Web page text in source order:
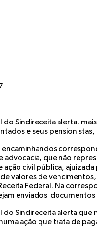
do Sindireceita alerta,
e seus
encaminhandos
advocacia, que não
ação civil pública,
valores de
Federal. Na
enviados
do Sindireceita alerta
ação que trata de